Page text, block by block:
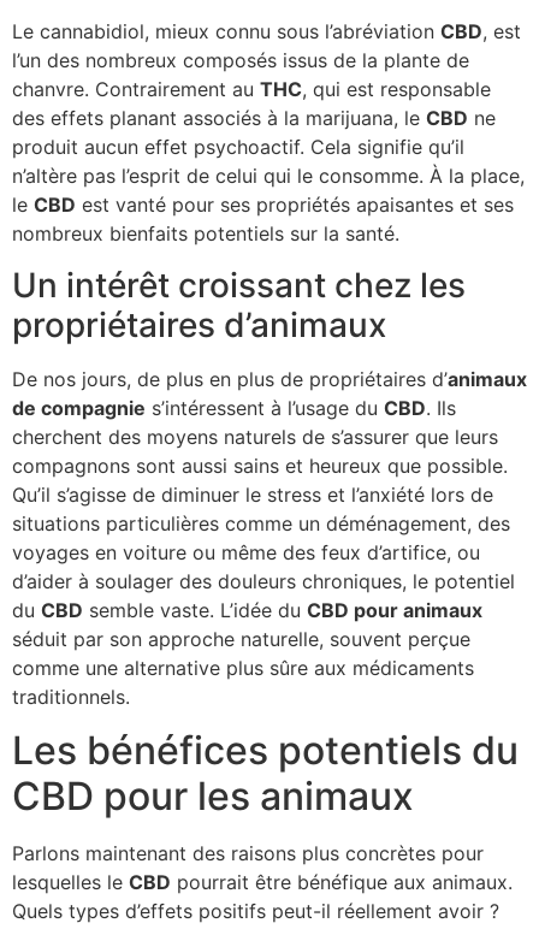
Le cannabidiol, mieux connu sous l’abréviation CBD, est
l’un des nombreux composés issus de la plante de
chanvre. Contrairement au THC, qui est responsable
des effets planant associés à la marijuana, le CBD ne
produit aucun effet psychoactif. Cela signifie qu’il
n’altère pas l’esprit de celui qui le consomme. À la place,
le CBD est vanté pour ses propriétés apaisantes et ses
nombreux bienfaits potentiels sur la santé.
Un intérêt croissant chez les
propriétaires d’animaux
De nos jours, de plus en plus de propriétaires d’animaux
de compagnie s’intéressent à l’usage du CBD. Ils
cherchent des moyens naturels de s’assurer que leurs
compagnons sont aussi sains et heureux que possible.
Qu’il s’agisse de diminuer le stress et l’anxiété lors de
situations particulières comme un déménagement, des
voyages en voiture ou même des feux d’artifice, ou
d’aider à soulager des douleurs chroniques, le potentiel
du CBD semble vaste. L’idée du CBD pour animaux
séduit par son approche naturelle, souvent perçue
comme une alternative plus sûre aux médicaments
traditionnels.
Les bénéfices potentiels du
CBD pour les animaux
Parlons maintenant des raisons plus concrètes pour
lesquelles le CBD pourrait être bénéfique aux animaux.
Quels types d’effets positifs peut-il réellement avoir ?